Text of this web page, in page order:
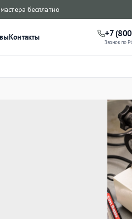
бесплатно
Контакты +7
Звонок по